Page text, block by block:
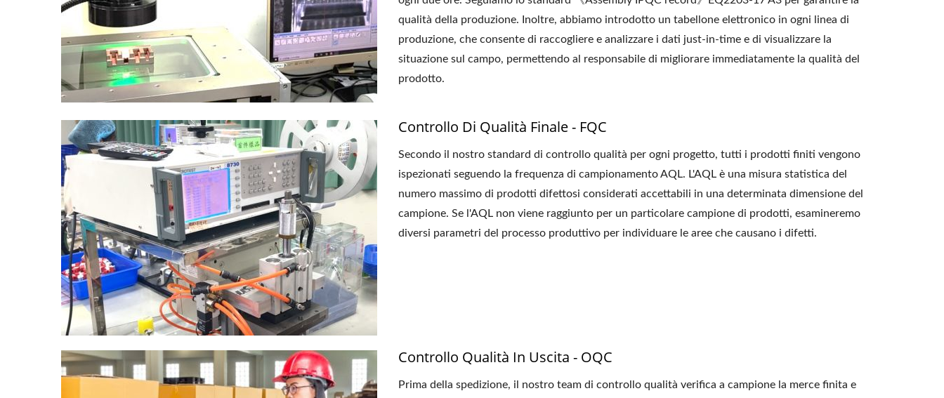
qualità della produzione. Inoltre, abbiamo introdotto un tabellone elettronico in ogni linea di
produzione, che consente di raccogliere e analizzare i dati just-in-time e di visualizzare la
situazione sul campo, permettendo al responsabile di migliorare immediatamente la qualità del
prodotto.
Controllo Di Qualità Finale - FQC
Secondo il nostro standard di controllo qualità per ogni progetto, tutti i prodotti finiti vengono
ispezionati seguendo la frequenza di campionamento AQL. L'AQL è una misura statistica del
numero massimo di prodotti difettosi considerati accettabili in una determinata dimensione del
campione. Se l'AQL non viene raggiunto per un particolare campione di prodotti, esamineremo
diversi parametri del processo produttivo per individuare le aree che causano i difetti.
Controllo Qualità In Uscita - OQC
Prima della spedizione, il nostro team di controllo qualità verifica a campione la merce finita e